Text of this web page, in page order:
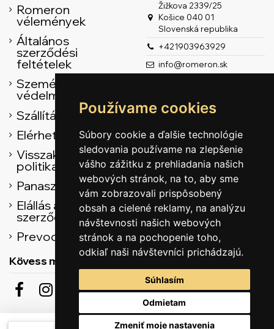
Používame cookies
Súbory cookie a ďalšie technológie
sledovania používame na zlepšenie
vášho zážitku z prehliadania našich
webových stránok, na to, aby sme
vám zobrazovali prispôsobený
obsah a cielené reklamy, na analýzu
návštevnosti našich webových
stránok a na pochopenie toho,
odkiaľ naši návštevníci prichádzajú.
Súhlasím
Odmietam
Zmeniť moje nastavenia
Romeron
vélemények
Általános
szerződési
feltételek
Személyes adatok
védelme
Szállítás
Elérhetőség
Visszaküldési
politika
Panasz űrlap
Elállás az adásvételi
szerződéstől
Prevodník
Žižkova 2339/25
Košice 040 01
Slovenská republika
+421903963929
info@romeron.sk
Kövess minket
Feliratkozás a hírekre